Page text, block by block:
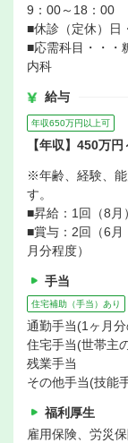
9：00～18：00
■休診（定休）日
■応需科目・・・
内科
給与
年収650万円以上可
【年収】450万
※年齢、経験、能
す。
■昇給：1回（8月）
■賞与：2回（6月
月分程度）
手当
住宅補助（手当）あり
通勤手当(1ヶ月
住宅手当(世帯主
残業手当
その他手当(技能
福利厚生
雇用保険、労災